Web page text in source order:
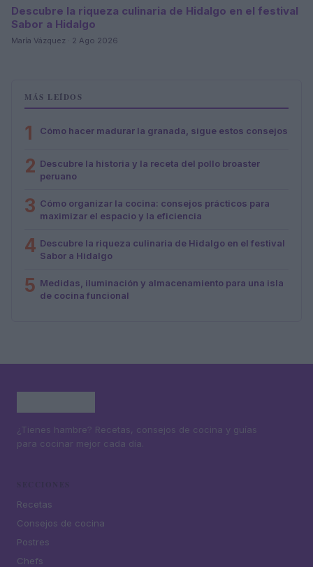
Descubre la riqueza culinaria de Hidalgo en el festival
Sabor a Hidalgo
María Vázquez · 2 Ago 2026
MÁS LEÍDOS
1 Cómo hacer madurar la granada, sigue estos consejos
2 Descubre la historia y la receta del pollo broaster
peruano
3 Cómo organizar la cocina: consejos prácticos para
maximizar el espacio y la eficiencia
4 Descubre la riqueza culinaria de Hidalgo en el festival
Sabor a Hidalgo
5 Medidas, iluminación y almacenamiento para una isla
de cocina funcional
¿Tienes hambre? Recetas, consejos de cocina y guías
para cocinar mejor cada día.
Recetas
Consejos de cocina
Postres
Chefs